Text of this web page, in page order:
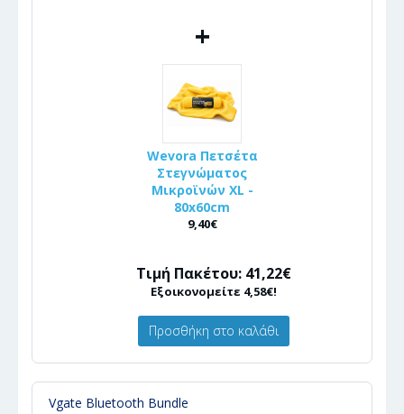
+
Wevora Πετσέτα
Στεγνώματος
Μικροϊνών XL -
80x60cm
9,40€
Τιμή Πακέτου: 41,22€
Εξοικονομείτε 4,58€!
Προσθήκη στο καλάθι
Vgate Bluetooth Bundle